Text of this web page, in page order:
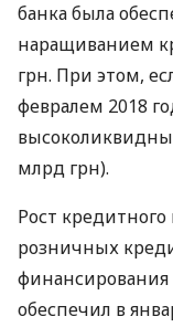
банка была
наращиванием
грн. При этом,
февралем 2018
млрд грн).
Рост кредитного
розничных
финансирования
обеспечил в